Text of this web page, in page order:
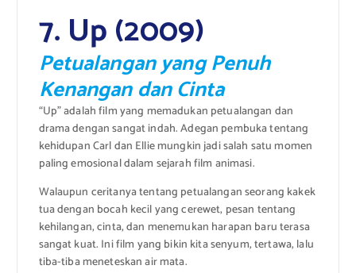
7. Up (2009)
Petualangan yang Penuh
Kenangan dan Cinta
“Up” adalah film yang memadukan petualangan dan
drama dengan sangat indah. Adegan pembuka tentang
kehidupan Carl dan Ellie mungkin jadi salah satu momen
paling emosional dalam sejarah film animasi.
Walaupun ceritanya tentang petualangan seorang kakek
tua dengan bocah kecil yang cerewet, pesan tentang
kehilangan, cinta, dan menemukan harapan baru terasa
sangat kuat. Ini film yang bikin kita senyum, tertawa, lalu
tiba-tiba meneteskan air mata.